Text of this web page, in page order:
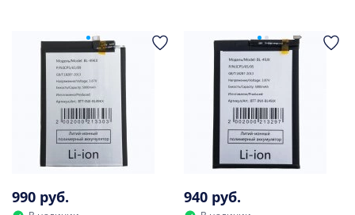
990 руб. 940 руб.